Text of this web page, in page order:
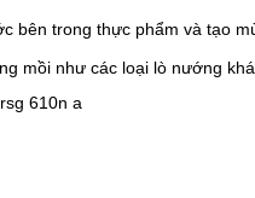
bên trong thực phẩm và tạo
mồi như các loại lò nướng